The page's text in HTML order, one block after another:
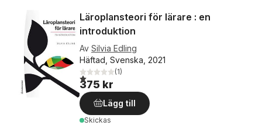
Läroplansteori för lärare : en
introduktion
Av Silvia Edling
Häftad, Svenska, 2021
1,0utav 5 stjärnor. Totalt antal röster:
(1)
375 kr
Lägg till
Skickas